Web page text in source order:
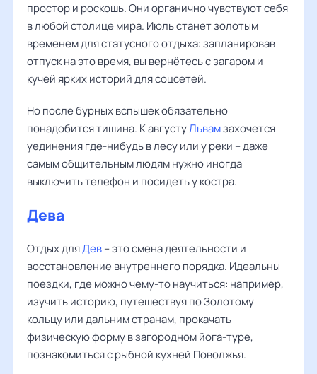
простор и роскошь. Они органично чувствуют себя
в любой столице мира. Июль станет золотым
временем для статусного отдыха: запланировав
отпуск на это время, вы вернётесь с загаром и
кучей ярких историй для соцсетей.
Но после бурных вспышек обязательно
понадобится тишина. К августуЛьвамзахочется
уединения где-нибудь в лесу или у реки – даже
самым общительным людям нужно иногда
выключить телефон и посидеть у костра.
Дева
Отдых дляДев– это смена деятельности и
восстановление внутреннего порядка. Идеальны
поездки, где можно чему-то научиться: например,
изучить историю, путешествуя по Золотому
кольцу или дальним странам, прокачать
физическую форму в загородном йога-туре,
познакомиться с рыбной кухней Поволжья.